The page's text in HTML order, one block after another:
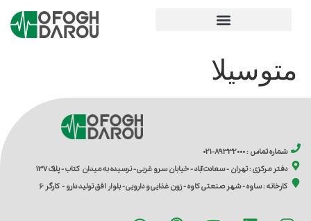
متوسیلا
شماره تماس : 89332000-021
دفتر مرکزی : تهران - سعادت آباد - خیابان سرو غربی - نرسیده به میدان کتاب - پلاک 137
کارخانه : ساوه - شهر صنعتی کاوه - زون غذایی و دارویی - بلوار افق تولید دارو - کارگر 6